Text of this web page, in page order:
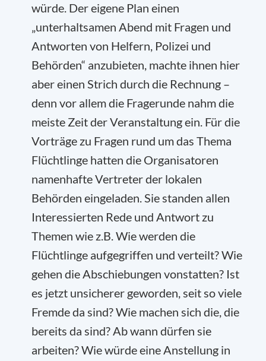
würde. Der eigene Plan einen
„unterhaltsamen Abend mit Fragen und
Antworten von Helfern, Polizei und
Behörden“ anzubieten, machte ihnen hier
aber einen Strich durch die Rechnung –
denn vor allem die Fragerunde nahm die
meiste Zeit der Veranstaltung ein. Für die
Vorträge zu Fragen rund um das Thema
Flüchtlinge hatten die Organisatoren
namenhafte Vertreter der lokalen
Behörden eingeladen. Sie standen allen
Interessierten Rede und Antwort zu
Themen wie z.B. Wie werden die
Flüchtlinge aufgegriffen und verteilt? Wie
gehen die Abschiebungen vonstatten? Ist
es jetzt unsicherer geworden, seit so viele
Fremde da sind? Wie machen sich die, die
bereits da sind? Ab wann dürfen sie
arbeiten? Wie würde eine Anstellung in